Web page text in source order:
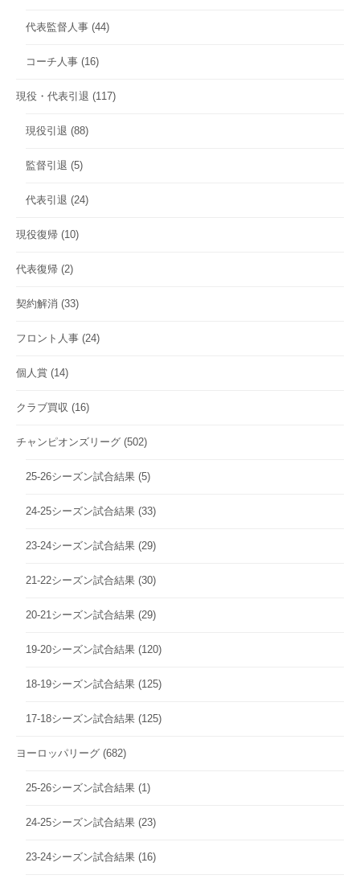
代表監督人事 (44)
コーチ人事 (16)
現役・代表引退 (117)
現役引退 (88)
監督引退 (5)
代表引退 (24)
現役復帰 (10)
代表復帰 (2)
契約解消 (33)
フロント人事 (24)
個人賞 (14)
クラブ買収 (16)
チャンピオンズリーグ (502)
25-26シーズン試合結果 (5)
24-25シーズン試合結果 (33)
23-24シーズン試合結果 (29)
21-22シーズン試合結果 (30)
20-21シーズン試合結果 (29)
19-20シーズン試合結果 (120)
18-19シーズン試合結果 (125)
17-18シーズン試合結果 (125)
ヨーロッパリーグ (682)
25-26シーズン試合結果 (1)
24-25シーズン試合結果 (23)
23-24シーズン試合結果 (16)